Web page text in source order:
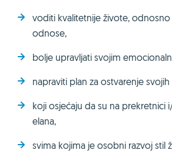
voditi kvalitetnije živote,
odnose,
bolje upravljati svojim
napraviti plan za ostvarenje svojih
koji osjećaju da su na prekretnici
elana,
svima kojima je osobni razvoj stil